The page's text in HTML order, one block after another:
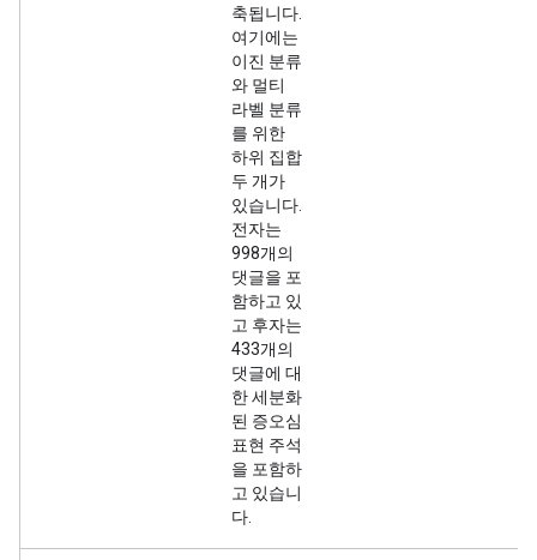
축됩니다.
여기에는
이진 분류
와 멀티
라벨 분류
를 위한
하위 집합
두 개가
있습니다.
전자는
998개의
댓글을 포
함하고 있
고 후자는
433개의
댓글에 대
한 세분화
된 증오심
표현 주석
을 포함하
고 있습니
다.